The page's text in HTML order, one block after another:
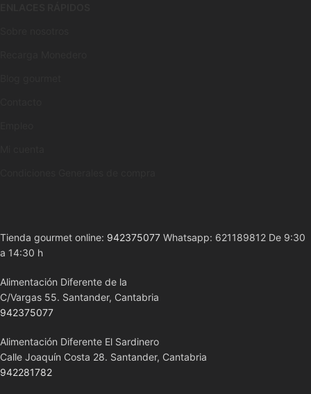
Tienda gourmet online: 942375077 Whatsapp: 621189812 De 9:30
a 14:30 h
Alimentación Diferente de la
C/Vargas 55. Santander, Cantabria
942375077
Alimentación Diferente El Sardinero
Calle Joaquín Costa 28. Santander, Cantabria
942281782